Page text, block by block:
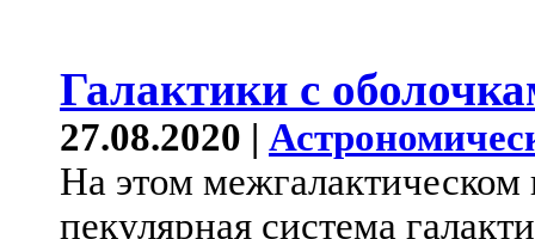
Галактики с
27.08.2020 |
На этом межгалактическом
пекулярная система